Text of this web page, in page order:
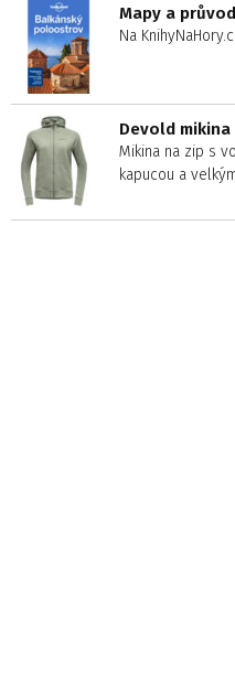
Mapy a
Na
Devold
Mikina na zip s
kapucou a